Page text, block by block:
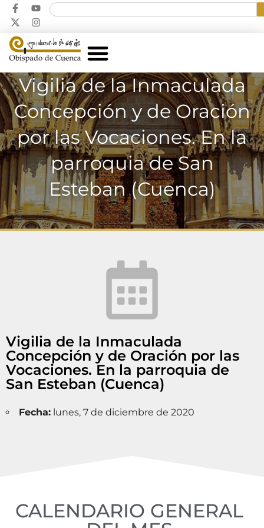
Vigilia de la Inmaculada
Concepción y de Oración
por las Vocaciones. En la
parroquia de San
Esteban (Cuenca)
Vigilia de la Inmaculada
Concepción y de Oración por las
Vocaciones. En la parroquia de
San Esteban (Cuenca)
Fecha: lunes, 7 de diciembre de 2020
CALENDARIO GENERAL